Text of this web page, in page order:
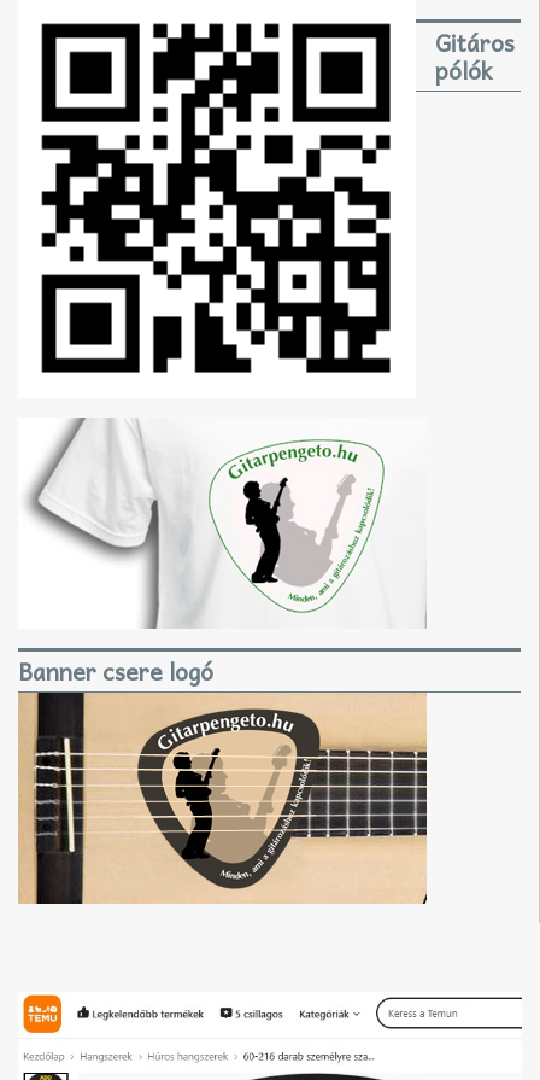
Gitáros
pólók
Banner csere logó